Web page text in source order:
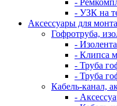
-
- УЗК на
Аксессуары для
Гофротруба,
- Изолента
- Клипса
- Труба
- Труба
Кабель-канал,
-